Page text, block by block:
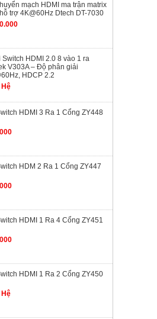
mạch HDMI ma trận matrix
trợ 4K@60Hz Dtech DT-7030
Switch HDMI 2.0 8 vào 1 ra
V303A – Độ phân giải
HDCP 2.2
Hệ
HDMI 3 Ra 1 Cổng ZY448
HDM 2 Ra 1 Cổng ZY447
HDMI 1 Ra 4 Cổng ZY451
HDMI 1 Ra 2 Cổng ZY450
Hệ